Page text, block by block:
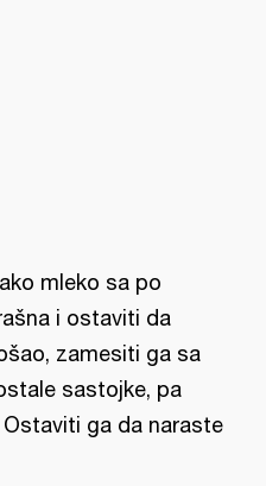
mleko sa po
i ostaviti da
zamesiti ga sa
sastojke, pa
ga da naraste